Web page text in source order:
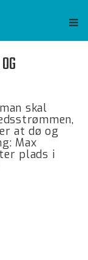
skal
at dø og
Max
plads i